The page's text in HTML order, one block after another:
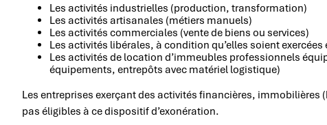
Les activités industrielles (production, transformation)
Les activités artisanales (métiers manuels)
Les activités commerciales (vente de biens ou services)
Les activités libérales, à condition qu’elles soient
Les activités de location d’immeubles professionnels
équipements, entrepôts avec matériel logistique)
Les entreprises exerçant des activités financières,
pas éligibles à ce dispositif d’exonération.